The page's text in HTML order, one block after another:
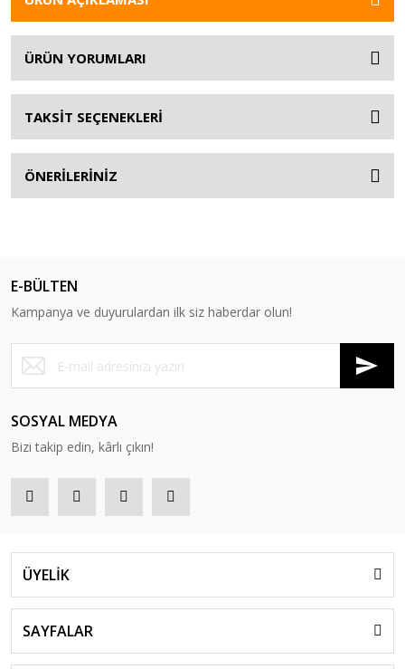
ÜRÜN YORUMLARI
TAKSİT SEÇENEKLERİ
ÖNERİLERİNİZ
E-BÜLTEN
Kampanya ve duyurulardan ilk siz haberdar olun!
SOSYAL MEDYA
Bizi takip edin, kârlı çıkın!
ÜYELİK
SAYFALAR